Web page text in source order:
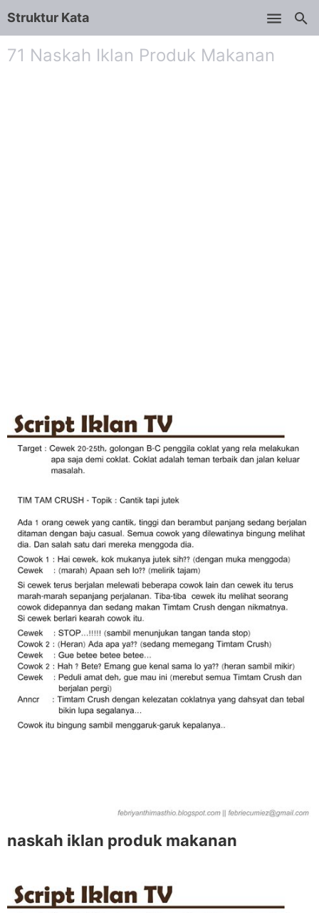
Struktur Kata
71 Naskah Iklan Produk Makanan
naskah iklan produk makanan